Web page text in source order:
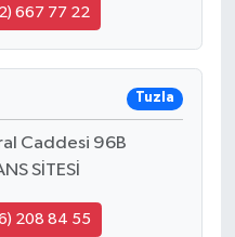
667 77 22
Tuzla
Caddesi 96B
SİTESİ
208 84 55